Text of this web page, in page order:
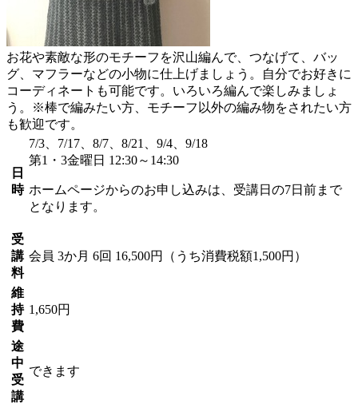
お花や素敵な形のモチーフを沢山編んで、つなげて、バッ
グ、マフラーなどの小物に仕上げましょう。自分でお好きに
コーディネートも可能です。いろいろ編んで楽しみましょ
う。※棒で編みたい方、モチーフ以外の編み物をされたい方
も歓迎です。
日
時
7/3、7/17、8/7、8/21、9/4、9/18
第1・3金曜日 12:30～14:30
ホームページからのお申し込みは、受講日の7日前まで
となります。
受
講
料
会員 3か月 6回 16,500円（うち消費税額1,500円）
維
持
費
1,650円
途
中
受
講
できます